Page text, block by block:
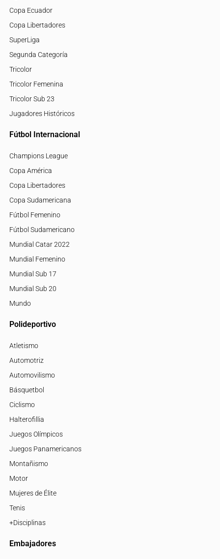
Copa Ecuador
Copa Libertadores
SuperLiga
Segunda Categoría
Tricolor
Tricolor Femenina
Tricolor Sub 23
Jugadores Históricos
Fútbol Internacional
Champions League
Copa América
Copa Libertadores
Copa Sudamericana
Fútbol Femenino
Fútbol Sudamericano
Mundial Catar 2022
Mundial Femenino
Mundial Sub 17
Mundial Sub 20
Mundo
Polideportivo
Atletismo
Automotriz
Automovilismo
Básquetbol
Ciclismo
Halterofillia
Juegos Olímpicos
Juegos Panamericanos
Montañismo
Motor
Mujeres de Élite
Tenis
+Disciplinas
Embajadores